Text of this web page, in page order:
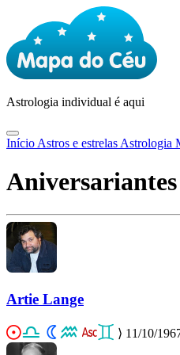
Astrologia individual é aqui
Início Astros e estrelas Astrologia
Artie Lange
⟩ 11/10/